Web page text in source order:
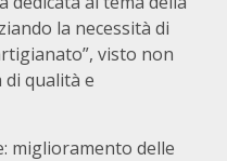
la necessità di
visto non
di qualità e
miglioramento delle